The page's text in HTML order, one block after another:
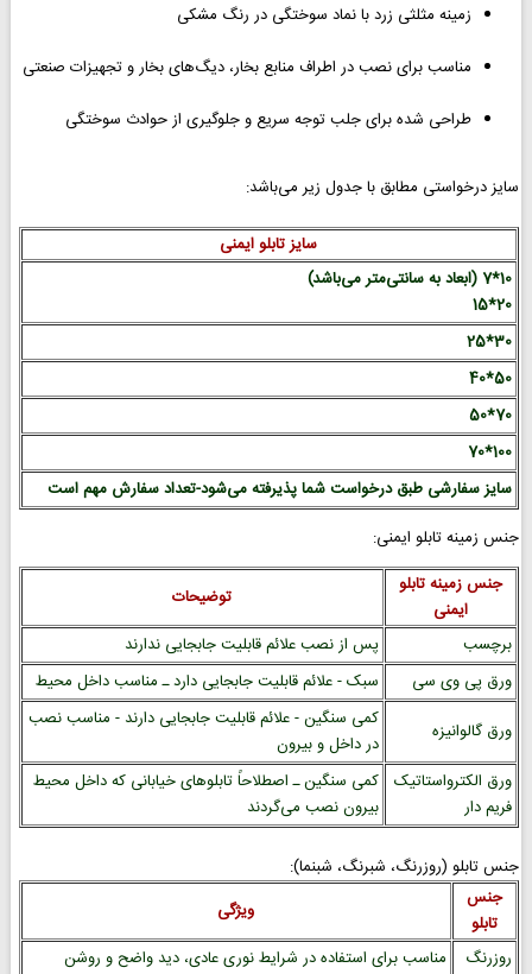
زمینه مثلثی زرد با نماد سوختگی در رنگ مشکی
مناسب برای نصب در اطراف منابع بخار، دیگ‌های بخار و تجهیزات صنعتی
طراحی شده برای جلب توجه سریع و جلوگیری از حوادث سوختگی
سایز درخواستی مطابق با جدول زیر می‌باشد:
سایز تابلو ایمنی
10*7 (ابعاد به سانتی‌متر می‌باشد)
20*15
30*25
50*40
70*50
100*70
سایز سفارشی طبق درخواست شما پذیرفته می‌شود-تعداد سفارش مهم است
جنس زمینه تابلو ایمنی:
جنس زمینه تابلو
ایمنی
توضیحات
برچسب
پس از نصب علائم قابلیت جابجایی ندارند
ورق پی وی سی
سبک - علائم قابلیت جابجایی دارد ـ مناسب داخل محیط
ورق گالوانیزه
کمی سنگین - علائم قابلیت جابجایی دارند - مناسب نصب
در داخل و بیرون
ورق الکترواستاتیک
فریم دار
کمی سنگین ـ اصطلاحاً تابلوهای خیابانی که داخل محیط
بیرون نصب می‌گردند
جنس تابلو (روزرنگ، شبرنگ، شبنما):
جنس
تابلو
ویژگی
روزرنگ
مناسب برای استفاده در شرایط نوری عادی، دید واضح و روشن